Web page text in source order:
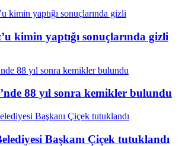
kimin yaptığı sonuçlarında gizli
88 yıl sonra kemikler bulundu
Başkanı Çiçek tutuklandı